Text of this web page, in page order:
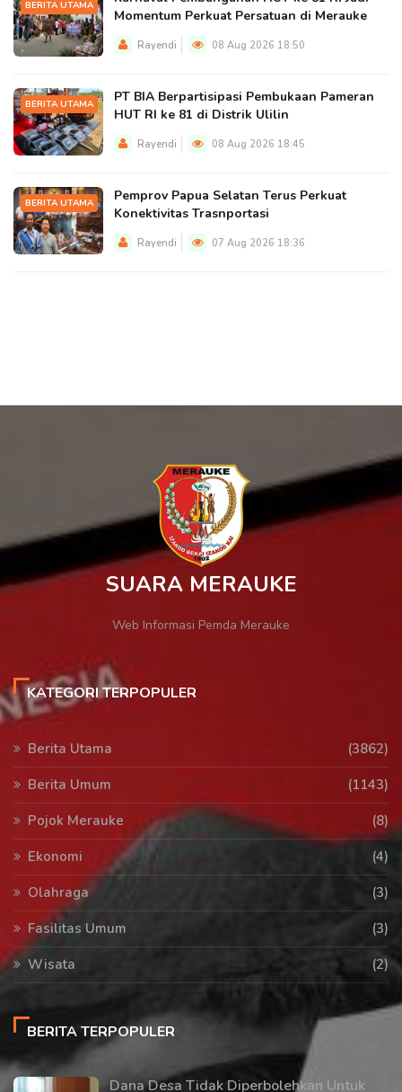
BERITA UTAMA
Momentum Perkuat Persatuan di Merauke
Rayendi 08 Aug 2026 18:50
BERITA UTAMA
PT BIA Berpartisipasi Pembukaan Pameran
HUT RI ke 81 di Distrik Ulilin
Rayendi 08 Aug 2026 18:45
BERITA UTAMA
Pemprov Papua Selatan Terus Perkuat
Konektivitas Trasnportasi
Rayendi 07 Aug 2026 18:36
SUARA MERAUKE
Web Informasi Pemda Merauke
KATEGORI TERPOPULER
Berita Utama
(3862)
Berita Umum
(1143)
Pojok Merauke
(8)
Ekonomi
(4)
Olahraga
(3)
Fasilitas Umum
(3)
Wisata
(2)
BERITA TERPOPULER
Dana Desa Tidak Diperbolehkan Untuk